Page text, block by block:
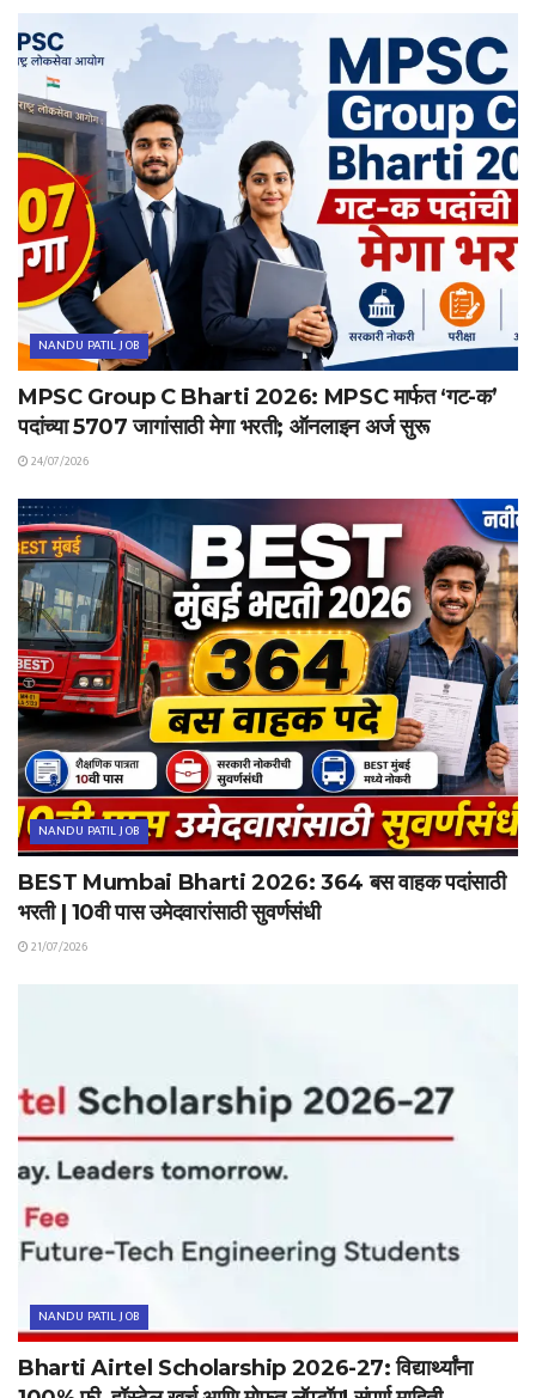
NANDU PATIL JOB
MPSC Group C Bharti 2026: MPSC मार्फत ‘गट-क’
पदांच्या 5707 जागांसाठी मेगा भरती; ऑनलाइन अर्ज सुरू
24/07/2026
NANDU PATIL JOB
BEST Mumbai Bharti 2026: 364 बस वाहक पदांसाठी
भरती | 10वी पास उमेदवारांसाठी सुवर्णसंधी
21/07/2026
NANDU PATIL JOB
Bharti Airtel Scholarship 2026-27: विद्यार्थ्यांना